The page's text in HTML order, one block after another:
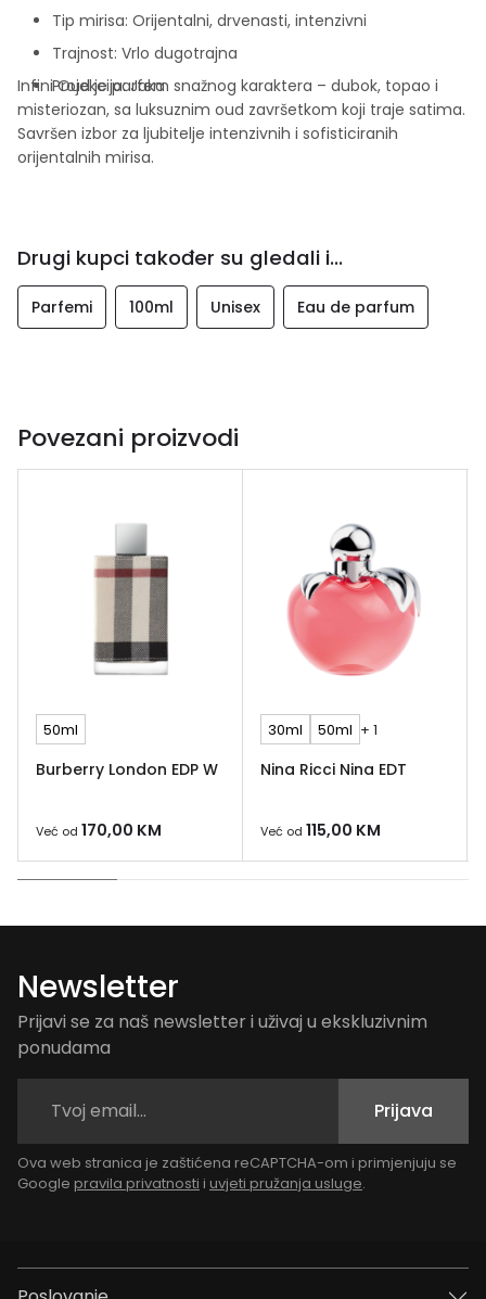
Tip mirisa: Orijentalni, drvenasti, intenzivni
Trajnost: Vrlo dugotrajna
Projekcija: Jaka
Infini Oud je parfem snažnog karaktera – dubok, topao i
misteriozan, sa luksuznim oud završetkom koji traje satima.
Savršen izbor za ljubitelje intenzivnih i sofisticiranih
orijentalnih mirisa.
Drugi kupci također su gledali i...
Parfemi 100ml Unisex Eau de parfum
Povezani proizvodi
50ml
Burberry London EDP W
Već od 170,00 KM
30ml 50ml + 1
Nina Ricci Nina EDT
Već od 115,00 KM
Newsletter
Prijavi se za naš newsletter i uživaj u ekskluzivnim
ponudama
Prijava
Ova web stranica je zaštićena reCAPTCHA-om i primjenjuju se
Google pravila privatnosti i uvjeti pružanja usluge.